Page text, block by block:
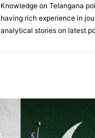
Knowledge on Telangana
having rich experience in
analytical stories on latest